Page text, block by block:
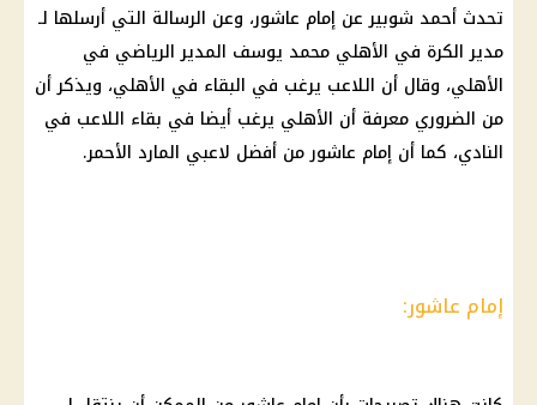
تحدث أحمد شوبير عن إمام عاشور، وعن الرسالة التي أرسلها لـ
مدير الكرة في الأهلي محمد يوسف المدير الرياضي في
الأهلي، وقال أن اللاعب يرغب في البقاء في الأهلي، ويذكر أن
من الضروري معرفة أن الأهلي يرغب أيضا في بقاء اللاعب في
النادي، كما أن إمام عاشور من أفضل لاعبي المارد الأحمر.
إمام عاشور: